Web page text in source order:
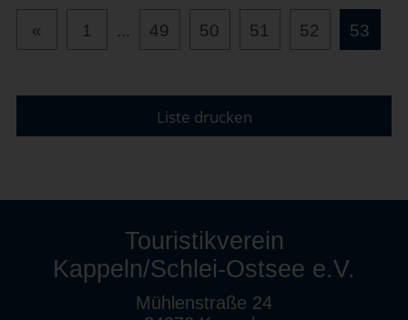
« 1 ... 49 50 51 52 53
Liste drucken
Touristikverein
Kappeln/Schlei-Ostsee e.V.
Mühlenstraße 24